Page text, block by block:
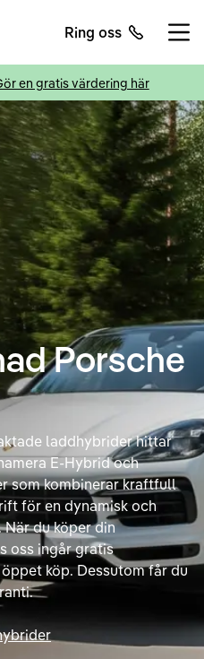
Ring oss
en gratis värdering här
Porsche
laddhybrider hittar
E-Hybrid och
som kombinerar kraftfull
för en dynamisk och
du köper din
oss ingår gratis
köp. Dessutom får du